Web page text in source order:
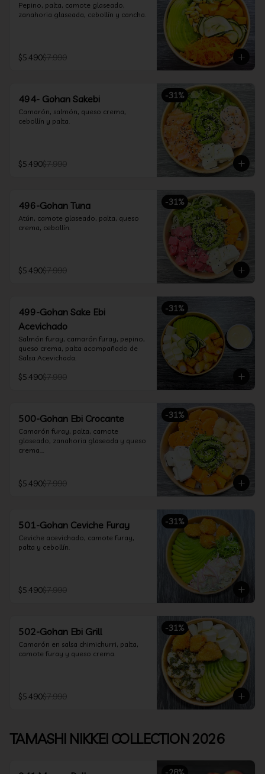
Pepino, palta, camote glaseado,
zanahoria glaseada, cebollín y cancha.
$5.490$7.990
-31%
494- Gohan Sakebi
Camarón, salmón, queso crema,
cebollín y palta.
$5.490$7.990
-31%
496-Gohan Tuna
Atún, camote glaseado, palta, queso
crema, cebollín.
$5.490$7.990
-31%
499-Gohan Sake Ebi
Acevichado
Salmón furay, camarón furay, pepino,
queso crema, palta acompañado de
Salsa Acevichada.
$5.490$7.990
-31%
500-Gohan Ebi Crocante
Camarón furay, palta, camote
glaseado, zanahoria glaseada y queso
crema.
$5.490$7.990
-31%
501-Gohan Ceviche Furay
Ceviche acevichado, camote furay,
palta y cebollín.
$5.490$7.990
-31%
502-Gohan Ebi Grill
Camarón en salsa chimichurri, palta,
camote furay y queso crema.
$5.490$7.990
TAMASHI NIKKEI COLLECTION 2026